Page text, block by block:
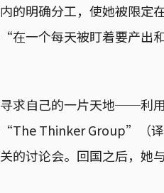
的明确分工，使她被限定
在一个每天被盯着要产出
求自己的一片天地──利
Thinker Group”（
的讨论会。回国之后，